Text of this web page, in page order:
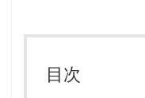
目次